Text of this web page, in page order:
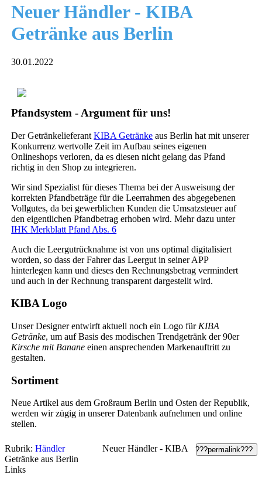
Neuer Händler - KIBA
Getränke aus Berlin
30.01.2022
Pfandsystem - Argument für uns!
Der GetränkelieferantKIBA Getränke aus Berlin hat mit unserer
Konkurrenz wertvolle Zeit im Aufbau seines eigenen
Onlineshops verloren, da es diesen nicht gelang das Pfand
richtig in den Shop zu integrieren.
Wir sind Spezialist für dieses Thema bei der Ausweisung der
korrekten Pfandbeträge für die Leerrahmen des abgegebenen
Vollgutes, da bei gewerblichen Kunden die Umsatzsteuer auf
den eigentlichen Pfandbetrag erhoben wird. Mehr dazu unter
IHK Merkblatt Pfand Abs. 6
Auch die Leergutrücknahme ist von uns optimal digitalisiert
worden, so dass der Fahrer das Leergut in seiner APP
hinterlegen kann und dieses den Rechnungsbetrag vermindert
und auch in der Rechnung transparent dargestellt wird.
KIBA Logo
Unser Designer entwirft aktuell noch ein Logo für KIBA
Getränke, um auf Basis des modischen Trendgetränk der 90er
Kirsche mit Banane einen ansprechenden Markenauftritt zu
gestalten.
Sortiment
Neue Artikel aus dem Großraum Berlin und Osten der Republik,
werden wir zügig in unserer Datenbank aufnehmen und online
stellen.
Rubrik: Händler ???permalink???
Neuer Händler - KIBA
Getränke aus Berlin
Links